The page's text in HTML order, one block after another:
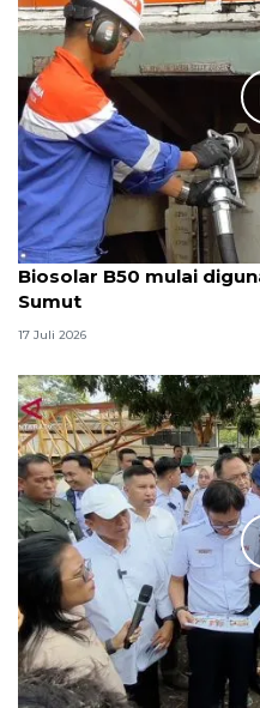
Biosolar B50 mulai
Sumut
17 Juli 2026